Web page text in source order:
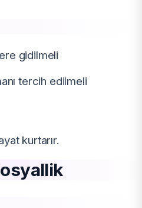
gidilmeli
tercih edilmeli
kurtarır.